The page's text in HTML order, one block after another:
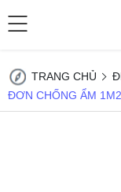
TRANG CHỦ
ĐƠN CHỐNG ẨM